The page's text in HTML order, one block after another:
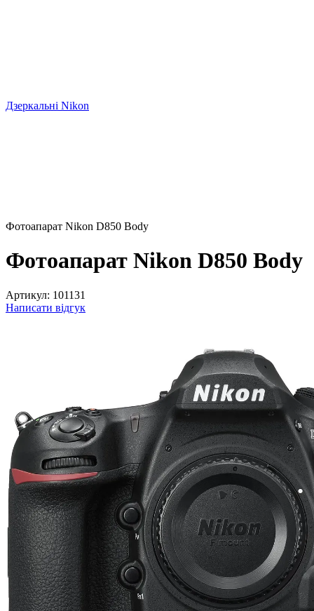
Дзеркальні Nikon
Фотоапарат Nikon D850 Body
Фотоапарат Nikon D850 Body
Артикул: 101131
Написати відгук